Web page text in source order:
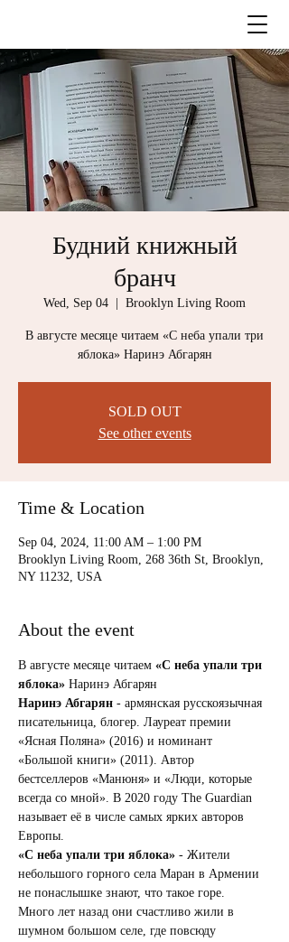
Будний книжный
бранч
Wed, Sep 04 Brooklyn Living Room
В августе месяце читаем «С неба упали три
SOLD OUT
See other events
Time & Location
Sep 04, 2024, 11:00 AM – 1:00 PM
Brooklyn Living Room, 268 36th St, Brooklyn,
NY 11232, USA
About the event
В августе месяце читаем «С неба упали три
яблока» Наринэ Абгарян
Наринэ Абгарян - армянская русскоязычная
писательница, блогер. Лауреат премии
«Ясная Поляна» (2016) и номинант
«Большой книги» (2011). Автор
бестселлеров «Манюня» и «Люди, которые
всегда со мной». В 2020 году The Guardian
называет её в числе самых ярких авторов
Европы.
«С неба упали три яблока» - Жители
небольшого горного села Маран в Армении
не понаслышке знают, что такое горе.
Много лет назад они счастливо жили в
шумном большом селе, где повсюду